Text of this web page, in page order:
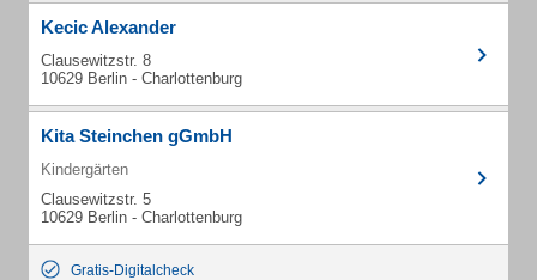
Kecic Alexander
Clausewitzstr. 8
10629 Berlin - Charlottenburg
Kita Steinchen gGmbH
Kindergärten
Clausewitzstr. 5
10629 Berlin - Charlottenburg
Gratis-Digitalcheck